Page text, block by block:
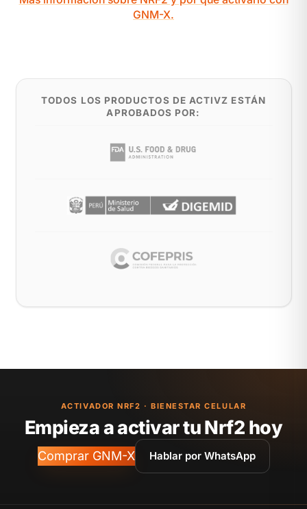
GNM-X.
TODOS LOS PRODUCTOS DE ACTIVZ ESTÁN
APROBADOS POR:
ACTIVADOR NRF2 · BIENESTAR CELULAR
Empieza a activar tu Nrf2 hoy
Comprar GNM-X Hablar por WhatsApp